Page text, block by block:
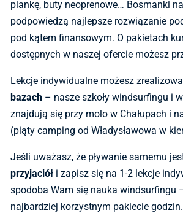
piankę, buty neoprenowe… Bosmanki
podpowiedzą najlepsze rozwiązanie
pod kątem finansowym. O pakietach
dostępnych w naszej ofercie możesz
Lekcje indywidualne możesz
bazach – nasze szkoły windsurfingu i
znajdują się przy molo w Chałupach i
(piąty camping od Władysławowa w
Jeśli uważasz, że pływanie samemu
przyjaciół i zapisz się na 1-2 lekcje
spodoba Wam się nauka windsurfingu
najbardziej korzystnym pakiecie godzin.